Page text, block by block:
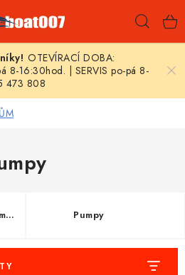
OTEVÍRACÍ DOBA:
8-16:30hod. | SERVIS po-pá 8-
473 808
Adaptery/Ventily/manometry Pumpy